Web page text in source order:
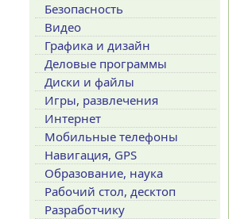
Безопасность
Видео
Графика и дизайн
Деловые программы
Диски и файлы
Игры, развлечения
Интернет
Мобильные телефоны
Навигация, GPS
Образование, наука
Рабочий стол, десктоп
Разработчику